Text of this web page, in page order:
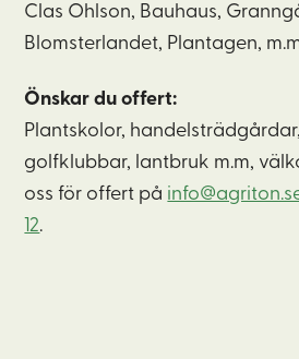
Clas Ohlson, Bauhaus,
Blomsterlandet, Plantagen,
Önskar du offert:
Plantskolor,
golfklubbar, lantbruk m.m,
oss för offert på
12.